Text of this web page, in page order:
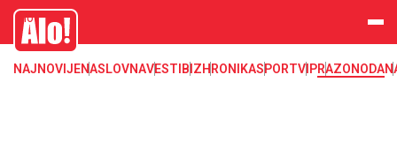
Zanimljivosti
Alo
NAJNOVIJENASLOVNAVESTI BIZHRONIKASPORTVIPRAZONODA